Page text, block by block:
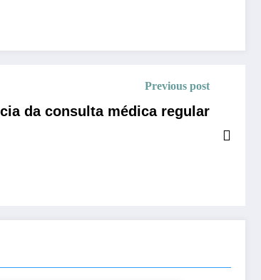
Previous post
da consulta médica regular